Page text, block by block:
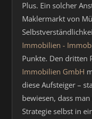
Plus. Ein solcher
Maklermarkt von
Immobilien -
Punkte. Den dritten
Immobilien GmbH
diese Aufsteiger –
bewiesen, dass
Strategie selbst in